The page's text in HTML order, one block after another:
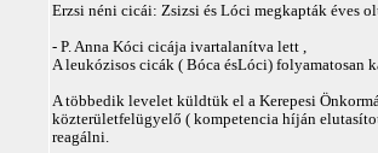
Erzsi néni cicái: Zsizsi és Lóci megkapták éves
- P. Anna Kóci cicája ivartalanítva lett ,
A leukózisos cicák ( Bóca ésLóci) folyamatosan
A többedik levelet küldtük el a Kerepesi
közterületfelügyelő ( kompetencia híján
reagálni.